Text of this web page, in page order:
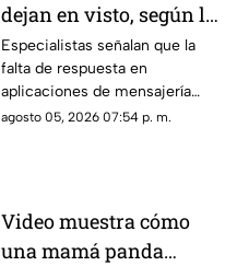
dejan en visto, según la
psicología
Especialistas señalan que la
falta de respuesta en
aplicaciones de mensajería
puede tener efectos
agosto 05, 2026 07:54 p. m.
Video muestra cómo
una mamá panda